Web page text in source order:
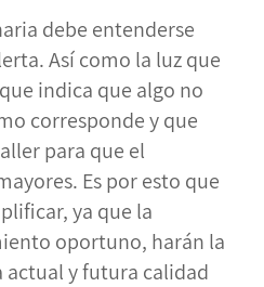
debe entenderse
Así como la luz que
indica que algo no
corresponde y que
para que el
Es por esto que
ya que la
oportuno, harán la
y futura calidad